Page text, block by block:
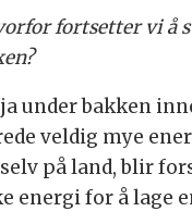
fortsetter vi å
under bakken
veldig mye
på land, blir
energi for å lage